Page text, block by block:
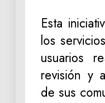
Esta
los
usuarios
revisión y
de sus